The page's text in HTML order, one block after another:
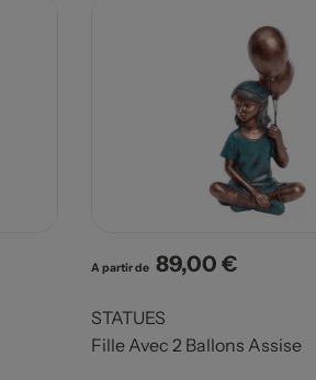
A partir de Prix
89,00 €
STATUES
Fille Avec 2 Ballons Assise